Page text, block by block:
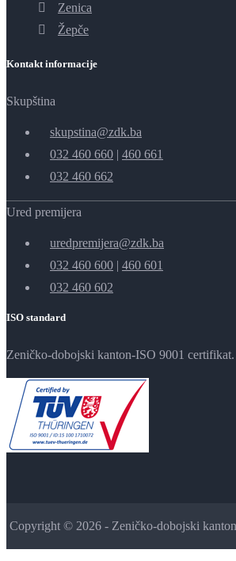
Zenica
Žepče
Kontakt informacije
Skupština
skupstina@zdk.ba
032 460 660 | 460 661
032 460 662
Ured premijera
uredpremijera@zdk.ba
032 460 600 | 460 601
032 460 602
ISO standard
Zeničko-dobojski kanton-ISO 9001 certifikat.
Copyright © 2026 - Zeničko-dobojski